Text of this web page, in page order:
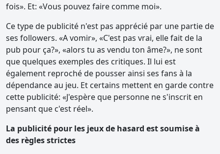
fois». Et: «Vous pouvez faire comme moi».
Ce type de publicité n'est pas apprécié par une partie de
ses followers. «A vomir», «C'est pas vrai, elle fait de la
pub pour ça?», «alors tu as vendu ton âme?», ne sont
que quelques exemples des critiques. Il lui est
également reproché de pousser ainsi ses fans à la
dépendance au jeu. Et certains mettent en garde contre
cette publicité: «J'espère que personne ne s'inscrit en
pensant que c'est réel».
La publicité pour les jeux de hasard est soumise à
des règles strictes